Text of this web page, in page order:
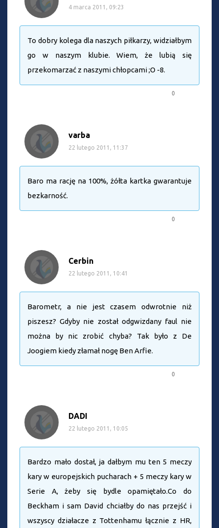
4 marca 2011, 09:23
To dobry kolega dla naszych piłkarzy, widziałbym
go w naszym klubie. Wiem, że lubią się
przekomarzać z naszymi chłopcami ;O -8.
0
varba
22 lutego 2011, 11:37
Baro ma rację na 100%, żółta kartka gwarantuje
bezkarność.
0
Cerbin
22 lutego 2011, 10:41
Barometr, a nie jest czasem odwrotnie niż
piszesz? Gdyby nie został odgwizdany faul nie
można by nic zrobić chyba? Tak było z De
Joogiem kiedy złamał nogę Ben Arfie.
0
DADI
22 lutego 2011, 10:05
Bardzo mało dostał, ja dałbym mu ten 5 meczy
kary w europejskich pucharach + 5 meczy kary w
Serie A, żeby się bydle opamiętało.Co do
Beckham i sam David chciałby do nas przejść i
wszyscy działacze z Tottenhamu łącznie z HR,